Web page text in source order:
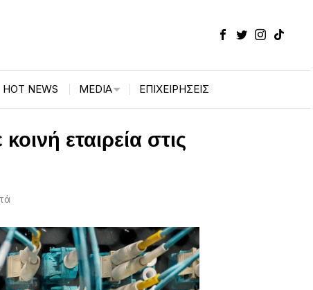
HOT NEWS MEDIA ΕΠΙΧΕΙΡΉΣΕΙΣ
εταιρεία στις